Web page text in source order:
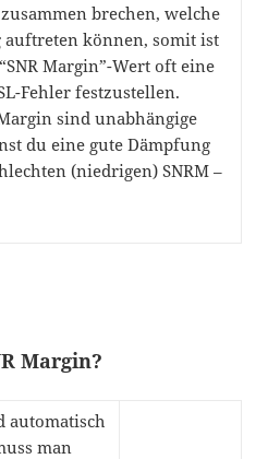
brechen, welche
auftreten können, somit ist
Margin”-Wert oft eine
Fehler festzustellen.
sind unabhängige
du eine gute Dämpfung
(niedrigen) SNRM –
Margin?
automatisch
man